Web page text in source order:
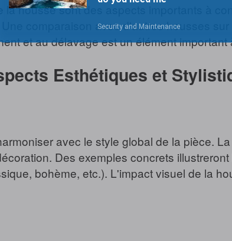
housse sont des aspects importants à
comparaison avec d'autres housses
et au délavage est un élément
Esthétiques et
avec le style global de la pièce.
Des exemples concrets
bohème, etc.). L'impact visuel de la